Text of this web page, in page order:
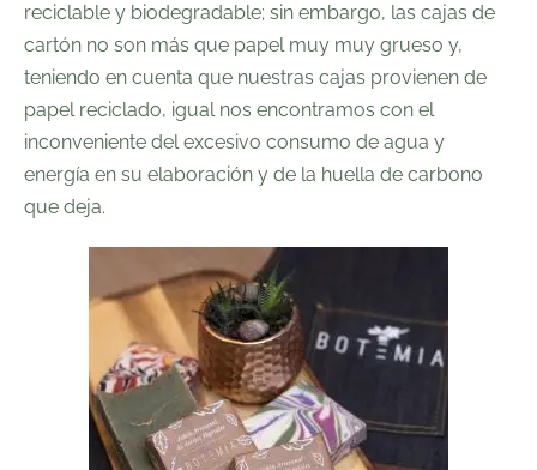
reciclable y biodegradable; sin embargo, las cajas de
cartón no son más que papel muy muy grueso y,
teniendo en cuenta que nuestras cajas provienen de
papel reciclado, igual nos encontramos con el
inconveniente del excesivo consumo de agua y
energía en su elaboración y de la huella de carbono
que deja.